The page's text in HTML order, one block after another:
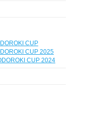
CUP
CUP 2025
CUP 2024